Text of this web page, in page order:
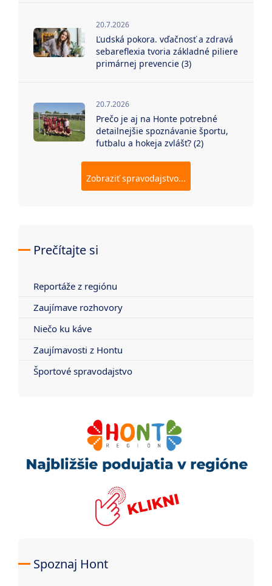
20.7.2026
Ľudská pokora. vďačnosť a zdravá
sebareflexia tvoria základné piliere
primárnej prevencie (3)
20.7.2026
Prečo je aj na Honte potrebné
detailnejšie spoznávanie športu,
futbalu a hokeja zvlášť? (2)
Zobraziť spravodajstvo...
Prečítajte si
Reportáže z regiónu
Zaujímave rozhovory
Niečo ku káve
Zaujímavosti z Hontu
Športové spravodajstvo
Spoznaj Hont